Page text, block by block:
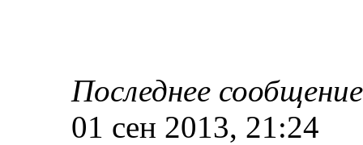
Последнее
01 сен 2013, 21:24